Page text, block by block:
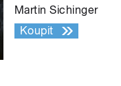
Martin Sichinger
Koupit